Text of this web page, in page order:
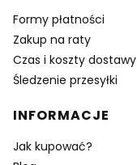
Formy płatności
Zakup na raty
Czas i koszty dostawy
Śledzenie przesyłki
INFORMACJE
Jak kupować?